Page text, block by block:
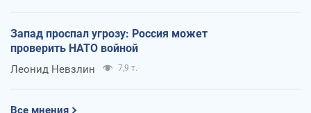
Запад проспал угрозу: Россия может
проверить НАТО войной
Леонид Невзлин 7,9 т.
Все мнения